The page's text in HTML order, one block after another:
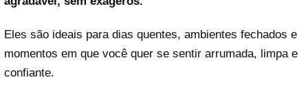
Eles são ideais para dias quentes, ambientes fechados e
momentos em que você quer se sentir arrumada, limpa e
confiante.